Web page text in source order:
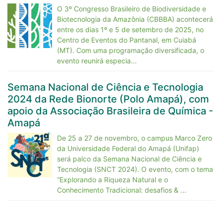
O 3º Congresso Brasileiro de Biodiversidade e
Biotecnologia da Amazônia (CBBBA) acontecerá
entre os dias 1º e 5 de setembro de 2025, no
Centro de Eventos do Pantanal, em Cuiabá
(MT). Com uma programação diversificada, o
evento reunirá especia...
Semana Nacional de Ciência e Tecnologia
2024 da Rede Bionorte (Polo Amapá), com
apoio da Associação Brasileira de Química -
Amapá
De 25 a 27 de novembro, o campus Marco Zero
da Universidade Federal do Amapá (Unifap)
será palco da Semana Nacional de Ciência e
Tecnologia (SNCT 2024). O evento, com o tema
“Explorando a Riqueza Natural e o
Conhecimento Tradicional: desafios & ...